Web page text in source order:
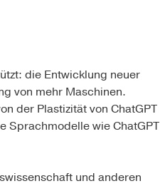
die Entwicklung neuer
von mehr Maschinen.
der Plastizität von ChatGPT
Sprachmodelle wie ChatGPT
und anderen